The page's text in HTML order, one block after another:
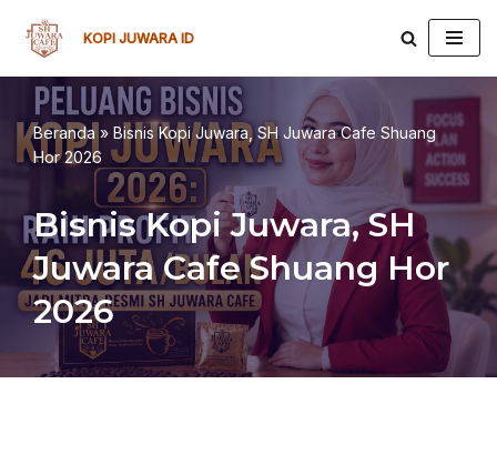
Lompat
konten
KOPI JUWARA ID
Beranda » Bisnis Kopi Juwara, SH Juwara Cafe Shuang
Hor 2026
Bisnis Kopi Juwara, SH
Juwara Cafe Shuang Hor
2026